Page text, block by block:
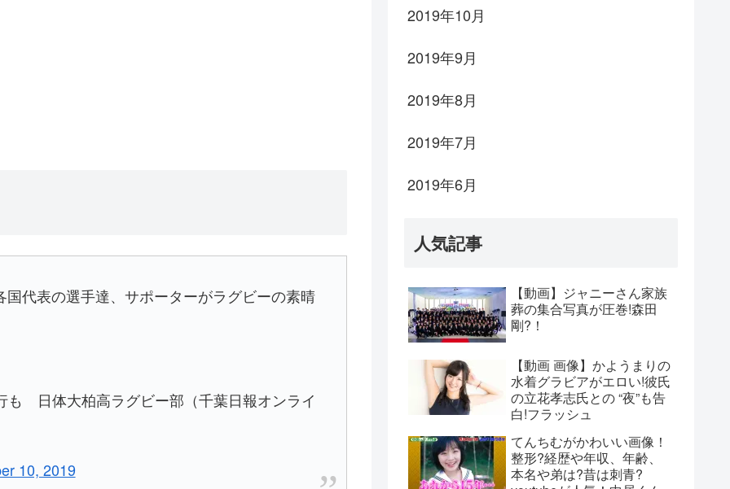
代表の選手達、サポーターがラグビーの素晴
日体大柏高ラグビー部（千葉日報オンライ
10, 2019
2019年10月
2019年9月
2019年8月
2019年7月
2019年6月
人気記事
【動画】ジャニーさん家族
葬の集合写真が圧巻!森田
剛?！
【動画 画像】かようまりの
水着グラビアがエロい!彼氏
の立花孝志氏との “夜”も告
白!フラッシュ
てんちむがかわいい画像！
整形?経歴や年収、年齢、
本名や弟は?昔は刺青?